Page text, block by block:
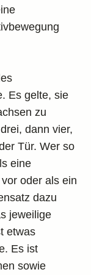
Es gelte, sie
zu
dann vier,
Tür. Wer so
eine
oder als ein
dazu
jeweilige
etwas
Es ist
sowie